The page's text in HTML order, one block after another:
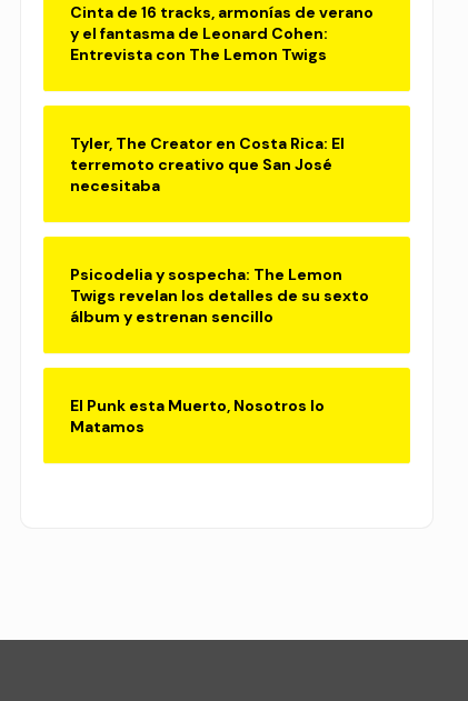
Cinta de 16 tracks, armonías de verano
y el fantasma de Leonard Cohen:
Entrevista con The Lemon Twigs
Tyler, The Creator en Costa Rica: El
terremoto creativo que San José
necesitaba
Psicodelia y sospecha: The Lemon
Twigs revelan los detalles de su sexto
álbum y estrenan sencillo
El Punk esta Muerto, Nosotros lo
Matamos